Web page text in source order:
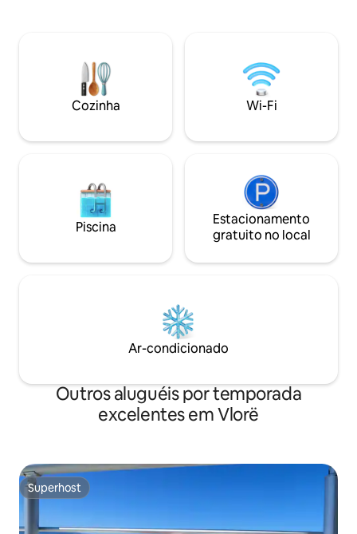
tênis ou um passeio de bicicleta
ensolarado ao longo do Lungomare (a
curta viagem para praias famosas como
espaldera, uma
de halteres e
intencionalmente
tem um fogão de
Cozinha Wi-Fi
Piscina
Estacionamento
gratuito no local
Ar-condicionado
Outros aluguéis por temporada
excelentes em Vlorë
Superhost
Superhost